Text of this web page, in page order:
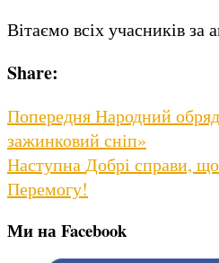
Вітаємо всіх учасників за
Share:
Навігація
записів
ПопередняPrevious
post:
Народний
зажинковий сніп»
Наступна Next
post:
Добрі справи,
Перемогу!
Ми на Facebook